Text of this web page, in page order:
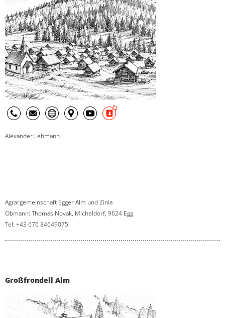
Alexander Lehmann
Agrargemeinschaft Egger Alm und Zinia
Obmann: Thomas Novak, Micheldorf, 9624 Egg
Tel: +43 676 84649075
Großfrondell Alm